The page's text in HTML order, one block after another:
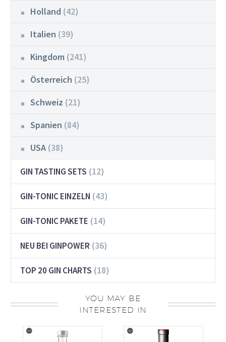
Holland (42)
Italien (39)
Kingdom (241)
Österreich (25)
Schweiz (21)
Spanien (84)
USA (38)
GIN TASTING SETS (12)
GIN-TONIC EINZELN (43)
GIN-TONIC PAKETE (14)
NEU BEI GINPOWER (36)
TOP 20 GIN CHARTS (18)
YOU MAY BE
INTERESTED IN